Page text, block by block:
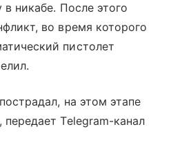
никабе. После этого
во время которого
пистолет
на этом этапе
передает Telegram-канал